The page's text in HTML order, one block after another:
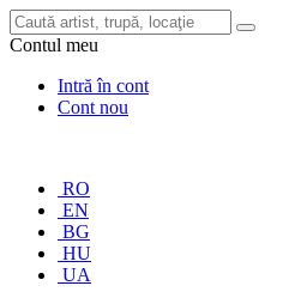
Contul meu
Intră în cont
Cont nou
RO
EN
BG
HU
UA